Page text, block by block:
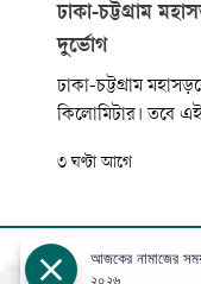
ঢাকা-চট্টগ্রাম
দুর্ভোগ
ঢাকা-চট্টগ্রাম
কিলোমিটার। তবে এই
লেগেই থাকছে।
যানবাহন ও হাজারো
৩ ঘণ্টা আগে
আজকের পত্রিকা
আজকের নামাজের
২০২৬